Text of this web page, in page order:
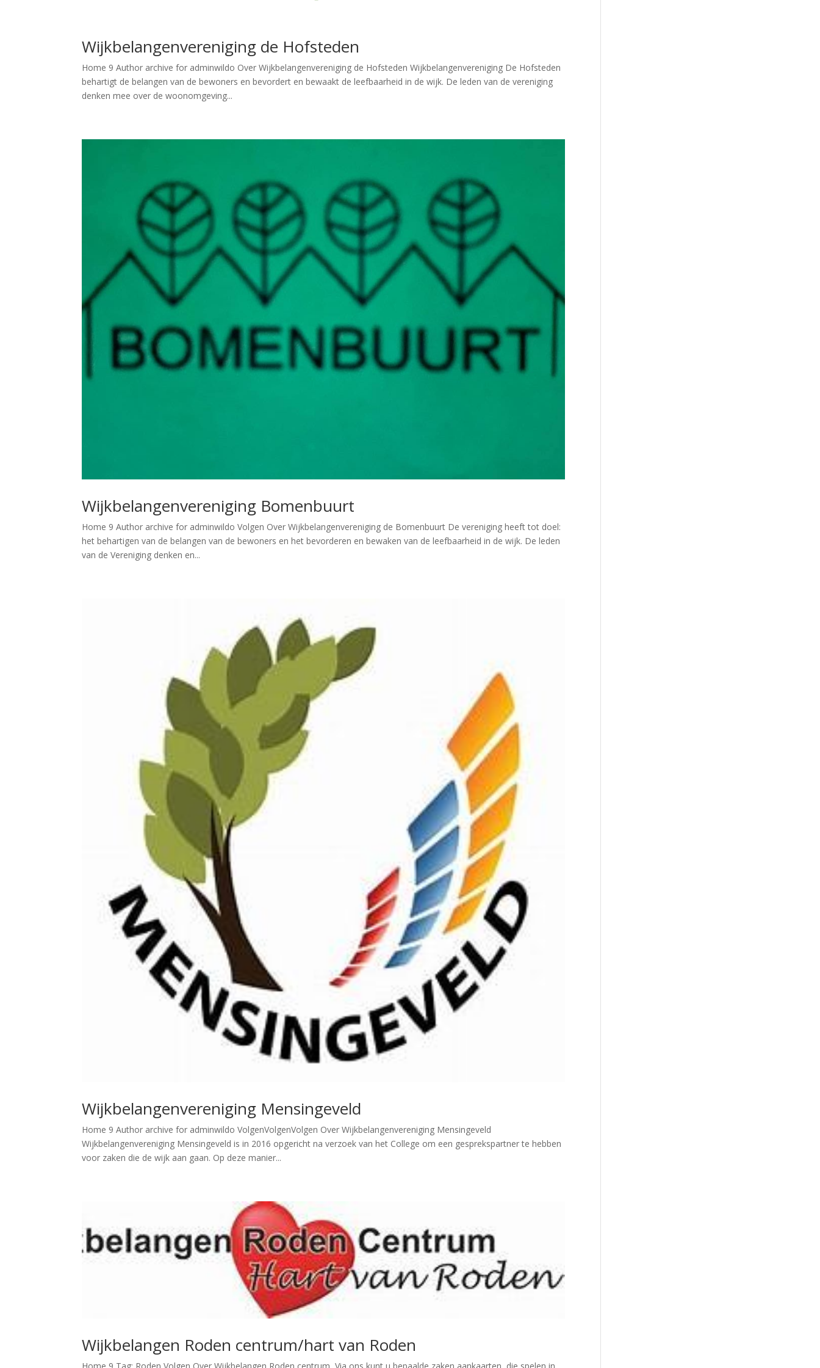
Wijkbelangenvereniging de Hofsteden
Home 9 Author archive for adminwildo Over Wijkbelangenvereniging de Hofsteden Wijkbelangenvereniging De Hofsteden
behartigt de belangen van de bewoners en bevordert en bewaakt de leefbaarheid in de wijk. De leden van de vereniging
denken mee over de woonomgeving...
Wijkbelangenvereniging Bomenbuurt
Home 9 Author archive for adminwildo Volgen Over Wijkbelangenvereniging de Bomenbuurt De vereniging heeft tot doel:
het behartigen van de belangen van de bewoners en het bevorderen en bewaken van de leefbaarheid in de wijk. De leden
van de Vereniging denken en...
Wijkbelangenvereniging Mensingeveld
Home 9 Author archive for adminwildo VolgenVolgenVolgen Over Wijkbelangenvereniging Mensingeveld
Wijkbelangenvereniging Mensingeveld is in 2016 opgericht na verzoek van het College om een gesprekspartner te hebben
voor zaken die de wijk aan gaan. Op deze manier...
Wijkbelangen Roden centrum/hart van Roden